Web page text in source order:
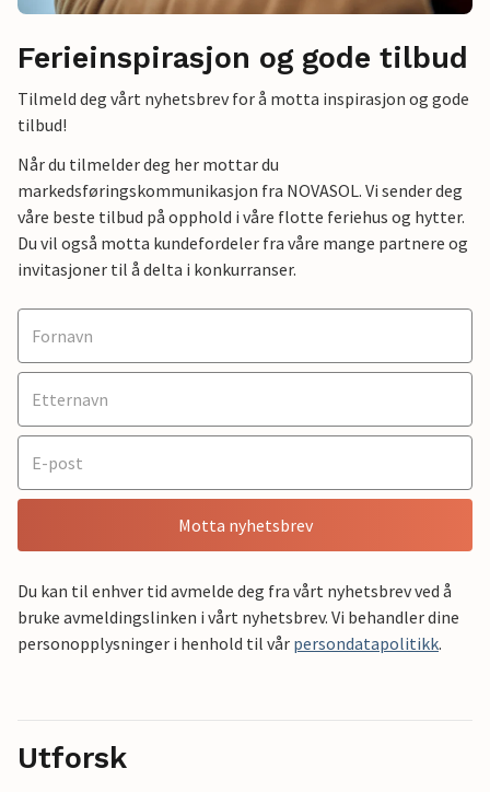
Ferieinspirasjon og gode tilbud
Tilmeld deg vårt nyhetsbrev for å motta inspirasjon og gode
tilbud!
Når du tilmelder deg her mottar du
markedsføringskommunikasjon fra NOVASOL. Vi sender deg
våre beste tilbud på opphold i våre flotte feriehus og hytter.
Du vil også motta kundefordeler fra våre mange partnere og
invitasjoner til å delta i konkurranser.
Motta nyhetsbrev
Du kan til enhver tid avmelde deg fra vårt nyhetsbrev ved å
bruke avmeldingslinken i vårt nyhetsbrev. Vi behandler dine
personopplysninger i henhold til vår persondatapolitikk.
Utforsk